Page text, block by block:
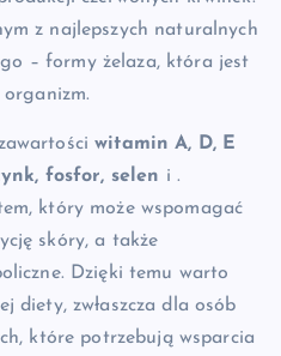
z najlepszych naturalnych
– formy żelaza, która jest
witamin A, D, E
fosfor, selen i .
który może wspomagać
skóry, a także
Dzięki temu warto
diety, zwłaszcza dla osób
które potrzebują wsparcia